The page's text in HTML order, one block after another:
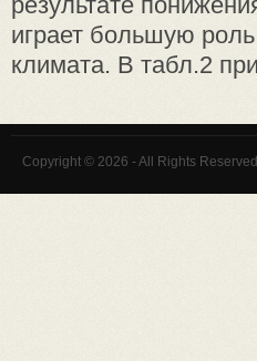
играет большую
климата. В табл.2
Copyright © 2026 - All Rights